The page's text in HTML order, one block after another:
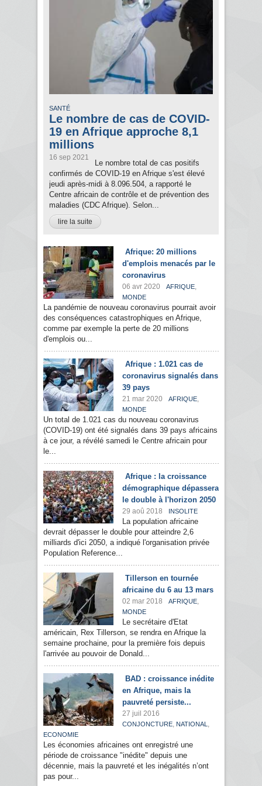
SANTÉ
Le nombre de cas de COVID-
19 en Afrique approche 8,1
millions
16 sep 2021
Le nombre total de cas positifs
confirmés de COVID-19 en Afrique s'est élevé
jeudi après-midi à 8.096.504, a rapporté le
Centre africain de contrôle et de prévention des
maladies (CDC Afrique). Selon...
lire la suite
Afrique: 20 millions
d'emplois menacés par le
coronavirus
06 avr 2020 AFRIQUE,
MONDE
La pandémie de nouveau coronavirus pourrait avoir
des conséquences catastrophiques en Afrique,
comme par exemple la perte de 20 millions
d'emplois ou...
Afrique : 1.021 cas de
coronavirus signalés dans
39 pays
21 mar 2020 AFRIQUE,
MONDE
Un total de 1.021 cas du nouveau coronavirus
(COVID-19) ont été signalés dans 39 pays africains
à ce jour, a révélé samedi le Centre africain pour
le...
Afrique : la croissance
démographique dépassera
le double à l'horizon 2050
29 aoû 2018 INSOLITE
La population africaine
devrait dépasser le double pour atteindre 2,6
milliards d'ici 2050, a indiqué l'organisation privée
Population Reference...
Tillerson en tournée
africaine du 6 au 13 mars
02 mar 2018 AFRIQUE,
MONDE
Le secrétaire d'Etat
américain, Rex Tillerson, se rendra en Afrique la
semaine prochaine, pour la première fois depuis
l'arrivée au pouvoir de Donald...
BAD : croissance inédite
en Afrique, mais la
pauvreté persiste...
27 juil 2016
CONJONCTURE, NATIONAL ,
ECONOMIE
Les économies africaines ont enregistré une
période de croissance "inédite" depuis une
décennie, mais la pauvreté et les inégalités n’ont
pas pour...